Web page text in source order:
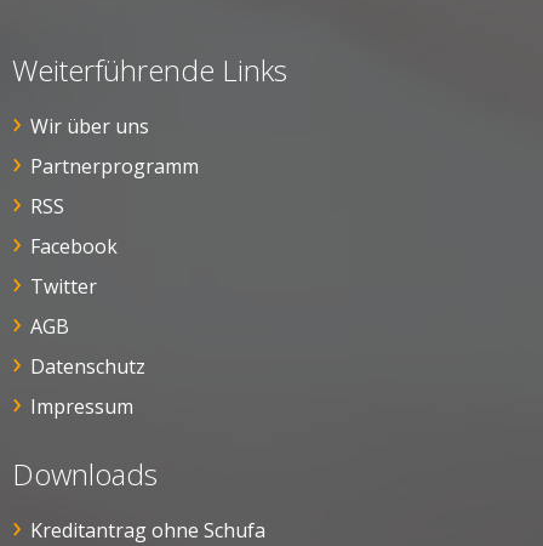
Weiterführende Links
Wir über uns
Partnerprogramm
RSS
Facebook
Twitter
AGB
Datenschutz
Impressum
Downloads
Kreditantrag ohne Schufa